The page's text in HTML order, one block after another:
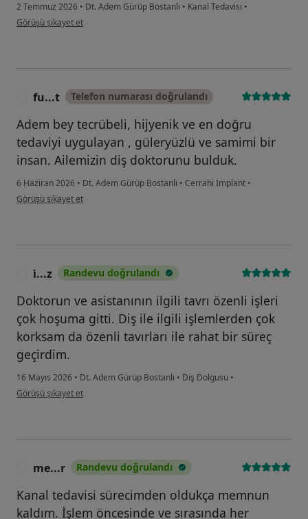
2 Temmuz 2026 • Dt. Adem Gürüp Bostanlı • Kanal Tedavisi •
kullanıcının görüşüne göre e ....
Görüşü şikayet et
fu...t Telefon numarası doğrulandı
Adem bey tecrübeli, hijyenik ve en doğru
tedaviyi uygulayan , güleryüzlü ve samimi bir
insan. Ailemizin diş doktorunu bulduk.
6 Haziran 2026 • Dt. Adem Gürüp Bostanlı • Cerrahi İmplant •
kullanıcının görüşüne göre fu...t
Görüşü şikayet et
i̇...z Randevu doğrulandı
Doktorun ve asistanının ilgili tavrı özenli işleri
çok hoşuma gitti. Diş ile ilgili işlemlerden çok
korksam da özenli tavırları ile rahat bir süreç
geçirdim.
16 Mayıs 2026 • Dt. Adem Gürüp Bostanlı • Diş Dolgusu •
kullanıcının görüşüne göre i̇...z
Görüşü şikayet et
me...r Randevu doğrulandı
Kanal tedavisi sürecimden oldukça memnun
kaldım. İşlem öncesinde ve sırasında her